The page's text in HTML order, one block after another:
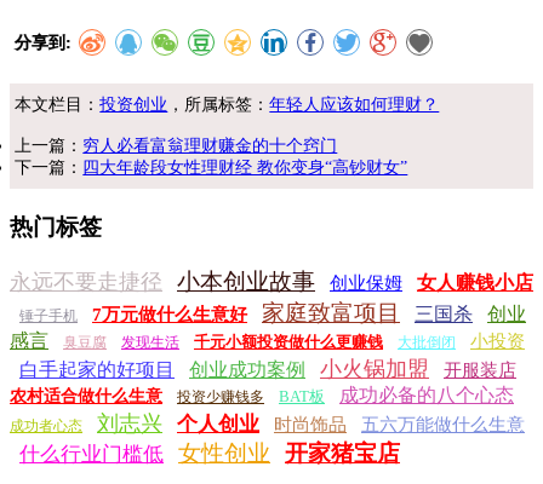
分享到:
本文栏目：投资创业 ，所属标签：年轻人应该如何理财？
上一篇： 穷人必看富翁理财赚金的十个窍门
下一篇： 四大年龄段女性理财经 教你变身“高钞财女”
热门标签
永远不要走捷径 小本创业故事 创业保姆 女人赚钱小店
锤子手机 7万元做什么生意好 家庭致富项目 三国杀
创业
感言
臭豆腐 发现生活 千元小额投资做什么更赚钱 大批倒闭 小投资
白手起家的好项目 创业成功案例 小火锅加盟 开服装店
农村适合做什么生意 投资少赚钱多 BAT板 成功必备的八个心态
成功者心态 刘志兴 个人创业 时尚饰品 五六万能做什么生意
什么行业门槛低 女性创业 开家猪宝店